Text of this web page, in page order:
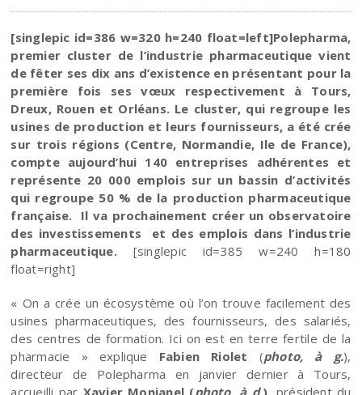
[singlepic id=386 w=320 h=240 float=left]Polepharma,
premier cluster de l’industrie pharmaceutique vient
de fêter ses dix ans d’existence en présentant pour la
première fois ses vœux respectivement à Tours,
Dreux, Rouen et Orléans. Le cluster, qui regroupe les
usines de production et leurs fournisseurs, a été crée
sur trois régions (Centre, Normandie, Ile de France),
compte aujourd’hui 140 entreprises adhérentes et
représente 20 000 emplois sur un bassin d’activités
qui regroupe 50 % de la production pharmaceutique
française. Il va prochainement créer un observatoire
des investissements et des emplois dans l’industrie
pharmaceutique. [singlepic id=385 w=240 h=180
float=right]
« On a crée un écosystème où l’on trouve facilement des
usines pharmaceutiques, des fournisseurs, des salariés,
des centres de formation. Ici on est en terre fertile de la
pharmacie » explique Fabien Riolet (photo, à g.),
directeur de Polepharma en janvier dernier à Tours,
accueilli par Xavier Monjanel (photo, à d.), président du